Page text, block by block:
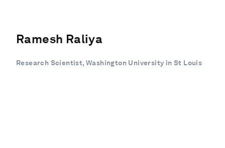
Ramesh Raliya
Research Scientist, Washington University in St Louis